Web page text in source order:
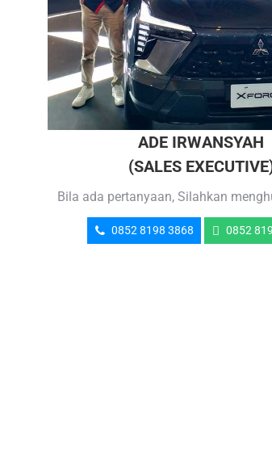
ADE IRWANSYAH
(SALES
Bila ada pertanyaan, Silahkan
0852 8198 3868 0852